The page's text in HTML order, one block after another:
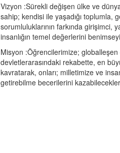
Vizyon :Sürekli değişen ülke ve
sahip; kendisi ile yaşadığı toplumla,
sorumluluklarının farkında girişimci,
insanlığın temel değerlerini
Misyon :Öğrencilerimize;
devletlerarasındaki rekabette, en
kavratarak, onları; milletimize ve
getirebilme becerilerini